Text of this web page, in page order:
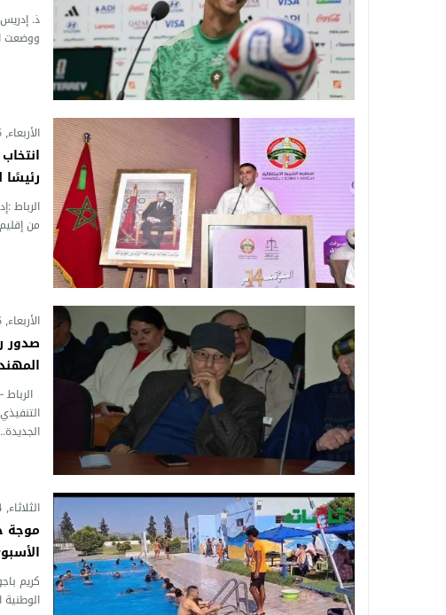
ذ.
ووضعت
الأربعاء, 15 يوليو 2026
الرباط
من
الأربعاء, 15 يوليو 2026
صدور
الثلاثاء, 14 يوليو 2026
موجة
كريم